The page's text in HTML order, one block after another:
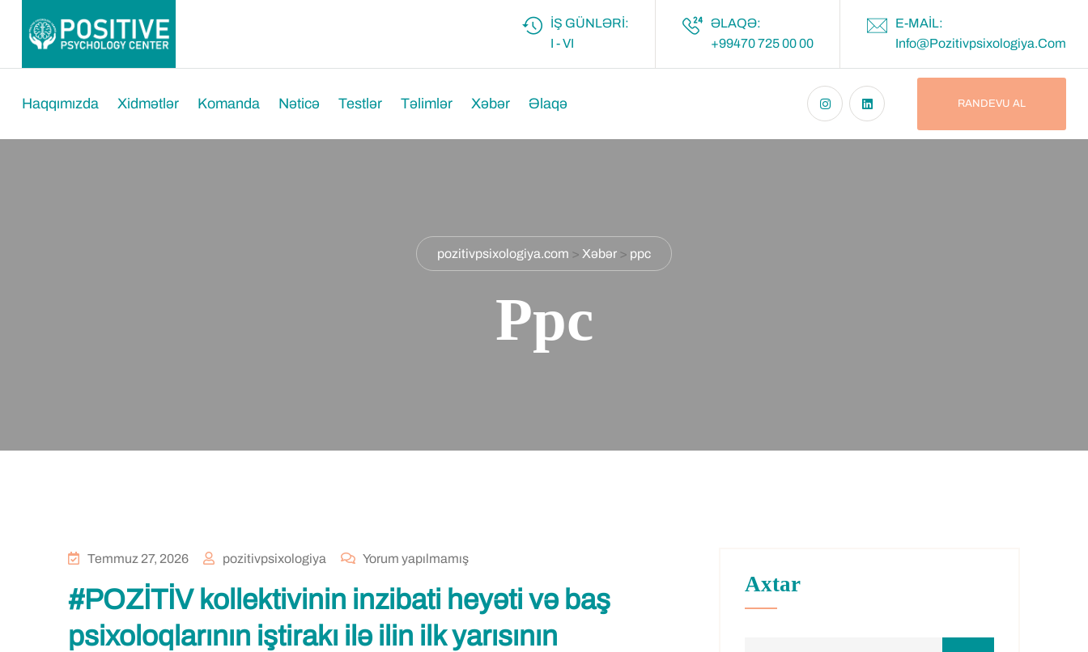
İŞ GÜNLƏRI:
I - VI
ƏLAQƏ:
+99470 725 00 00
E-MAIL:
Info@pozitivpsixologiya.com
Haqqımızda Xidmətlər Komanda Nəticə Testlər Təlimlər Xəbər Əlaqə RANDEVU AL
pozitivpsixologiya.com > Xəbər > ppc
Ppc
Temmuz 27, 2026 pozitivpsixologiya Yorum yapılmamış
#POZİTİV kollektivinin inzibati heyəti və baş
psixoloqlarının iştirakı ilə ilin ilk yarısının
Axtar